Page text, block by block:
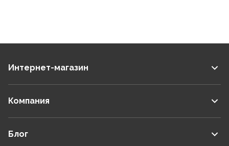
Интернет-магазин
Компания
Блог